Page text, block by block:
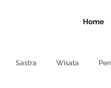
Home
Sastra Wisata